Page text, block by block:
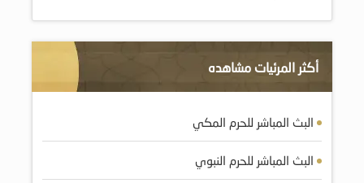
أكثر المرئيات مشاهده
البث المباشر للحرم المكي
البث المباشر للحرم النبوي